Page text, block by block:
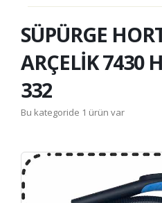
SÜPÜRGE
ARÇELİK 7430
332
Bu kategoride 1 ürün var